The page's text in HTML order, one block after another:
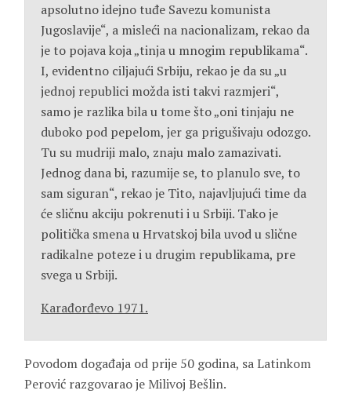
apsolutno idejno tuđe Savezu komunista
Jugoslavije“, a misleći na nacionalizam, rekao da
je to pojava koja „tinja u mnogim republikama“.
I, evidentno ciljajući Srbiju, rekao je da su „u
jednoj republici možda isti takvi razmjeri“,
samo je razlika bila u tome što „oni tinjaju ne
duboko pod pepelom, jer ga prigušivaju odozgo.
Tu su mudriji malo, znaju malo zamazivati.
Jednog dana bi, razumije se, to planulo sve, to
sam siguran“, rekao je Tito, najavljujući time da
će sličnu akciju pokrenuti i u Srbiji. Tako je
politička smena u Hrvatskoj bila uvod u slične
radikalne poteze i u drugim republikama, pre
svega u Srbiji.
Karađorđevo 1971.
Povodom događaja od prije 50 godina, sa Latinkom
Perović razgovarao je Milivoj Bešlin.